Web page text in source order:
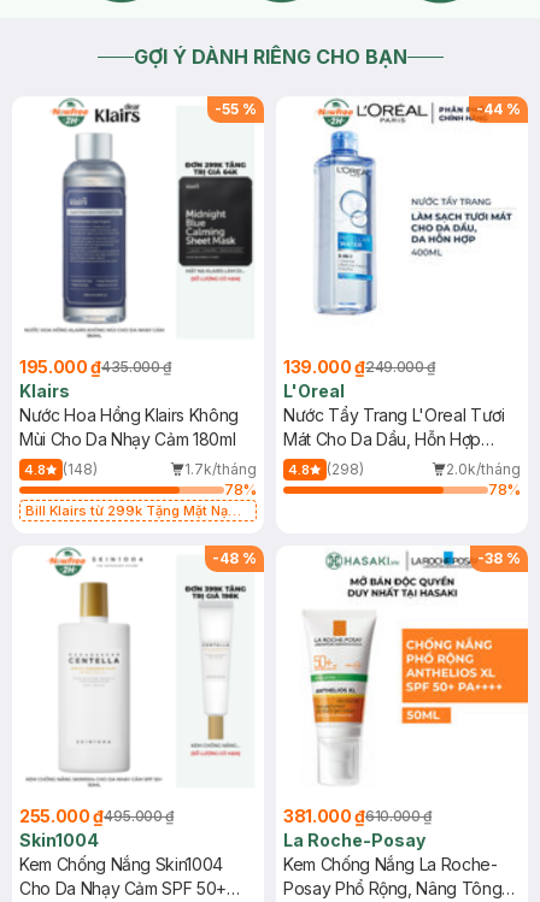
GỢI Ý DÀNH RIÊNG CHO BẠN
-55 %
195.000 ₫435.000 ₫
Klairs
Nước Hoa Hồng Klairs Không
Mùi Cho Da Nhạy Cảm 180ml
4.8 (148)
1.7k/tháng
78%
Bill Klairs từ 299k Tặng Mặt Nạ
25ml (SL Có Hạn)
-44 %
139.000 ₫249.000 ₫
L'Oreal
Nước Tẩy Trang L'Oreal Tươi
Mát Cho Da Dầu, Hỗn Hợp
400ml
4.8 (298)
2.0k/tháng
78%
-48 %
255.000 ₫495.000 ₫
Skin1004
Kem Chống Nắng Skin1004
Cho Da Nhạy Cảm SPF 50+
-38 %
381.000 ₫610.000 ₫
La Roche-Posay
Kem Chống Nắng La Roche-
Posay Phổ Rộng, Nâng Tông